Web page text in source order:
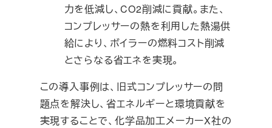
力を低減し、CO2削減に貢献。また、
コンプレッサーの熱を利用した熱湯供
給により、ボイラーの燃料コスト削減
とさらなる省エネを実現。
この導入事例は、旧式コンプレッサーの問
題点を解決し、省エネルギーと環境貢献を
実現することで、化学品加工メーカーX社の